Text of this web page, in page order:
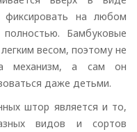
на любом
Бамбуковые
весом, поэтому не
механизм, а сам он
даже детьми.
штор является и то,
видов и сортов